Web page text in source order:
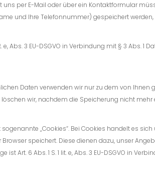
per E-Mail oder über ein Kontaktformular
und Ihre Telefonnummer) gespeichert
e, Abs. 3 EU-DSGVO in Verbindung mit § 3 Abs. 1
Daten verwenden wir nur zu dem von Ihnen
wir, nachdem die Speicherung nicht mehr
„Cookies“. Bei Cookies handelt es
speichert. Diese dienen dazu, unser
Art. 6 Abs. 1 S. 1 lit. e, Abs. 3 EU-DSGVO in